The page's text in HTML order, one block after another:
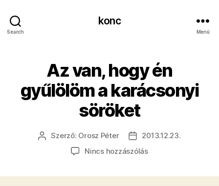
Search
konc
Menü
Az van, hogy én
gyűlölöm a karácsonyi
söröket
Bejegyzés
Szerző: Orosz Péter
Bejegyzés
dátuma
2013.12.23.
Nincs hozzászólása(z)